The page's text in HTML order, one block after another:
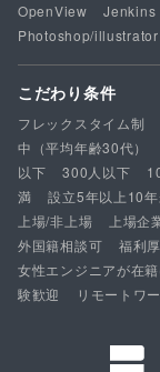
OpenView
Jenkins
Photoshop/illustrator
こだわり条件
フレックスタイム制
中（平均年齢30代）
以下
300人以下
満
設立5年以上10
上場/非上場
上場企
外国籍相談可
福利
女性エンジニアが在
験歓迎
リモートワ